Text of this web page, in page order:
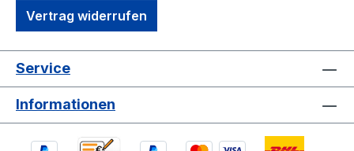
Vertrag widerrufen
Service
Informationen